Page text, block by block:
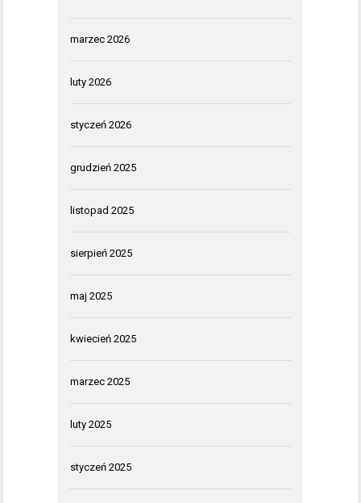
marzec 2026
luty 2026
styczeń 2026
grudzień 2025
listopad 2025
sierpień 2025
maj 2025
kwiecień 2025
marzec 2025
luty 2025
styczeń 2025